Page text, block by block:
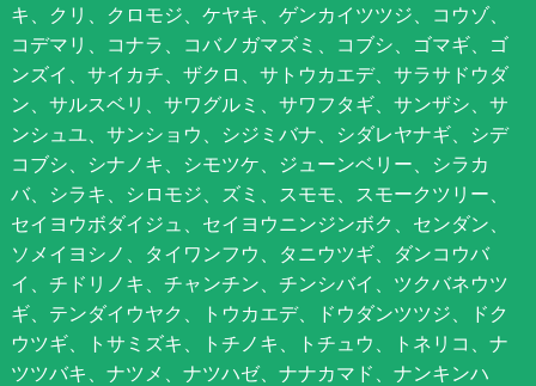
キ、クリ、クロモジ、ケヤキ、ゲンカイツツジ、コウゾ、
コデマリ、コナラ、コバノガマズミ、コブシ、ゴマギ、ゴ
ンズイ、サイカチ、ザクロ、サトウカエデ、サラサドウダ
ン、サルスベリ、サワグルミ、サワフタギ、サンザシ、サ
ンシュユ、サンショウ、シジミバナ、シダレヤナギ、シデ
コブシ、シナノキ、シモツケ、ジューンベリー、シラカ
バ、シラキ、シロモジ、ズミ、スモモ、スモークツリー、
セイヨウボダイジュ、セイヨウニンジンボク、センダン、
ソメイヨシノ、タイワンフウ、タニウツギ、ダンコウバ
イ、チドリノキ、チャンチン、チンシバイ、ツクバネウツ
ギ、テンダイウヤク、トウカエデ、ドウダンツツジ、ドク
ウツギ、トサミズキ、トチノキ、トチュウ、トネリコ、ナ
ツツバキ、ナツメ、ナツハゼ、ナナカマド、ナンキンハ